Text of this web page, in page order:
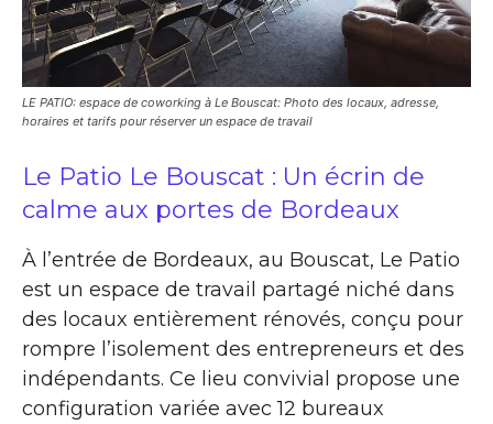
LE PATIO: espace de coworking à Le Bouscat: Photo des locaux, adresse,
horaires et tarifs pour réserver un espace de travail
Le Patio Le Bouscat : Un écrin de
calme aux portes de Bordeaux
À l’entrée de Bordeaux, au Bouscat, Le Patio
est un espace de travail partagé niché dans
des locaux entièrement rénovés, conçu pour
rompre l’isolement des entrepreneurs et des
indépendants. Ce lieu convivial propose une
configuration variée avec 12 bureaux